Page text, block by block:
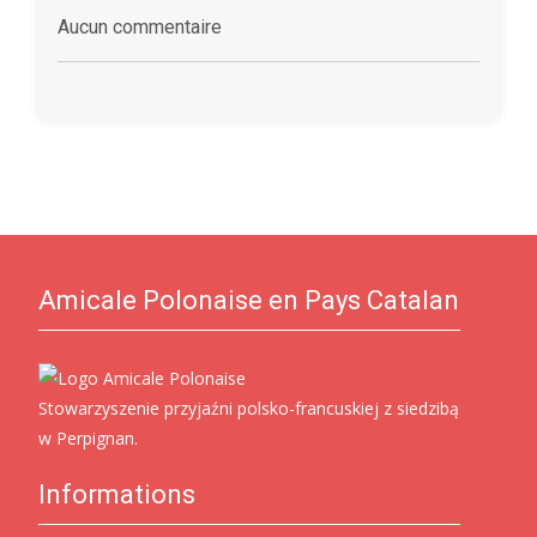
Aucun commentaire
Amicale Polonaise en Pays Catalan
Stowarzyszenie przyjaźni polsko-francuskiej z siedzibą
w Perpignan.
Informations